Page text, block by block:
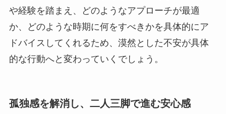
や経験を踏まえ、どのようなアプローチが最適
か、どのような時期に何をすべきかを具体的にア
ドバイスしてくれるため、漠然とした不安が具体
的な行動へと変わっていくでしょう。
孤独感を解消し、二人三脚で進む安心感